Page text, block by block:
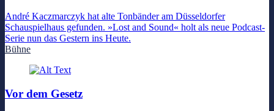
André Kaczmarczyk hat alte Tonbänder am Düsseldorfer
Schauspielhaus gefunden. »Lost and Sound« holt als neue Podcast-
Serie nun das Gestern ins Heute.
Bühne
Vor dem Gesetz